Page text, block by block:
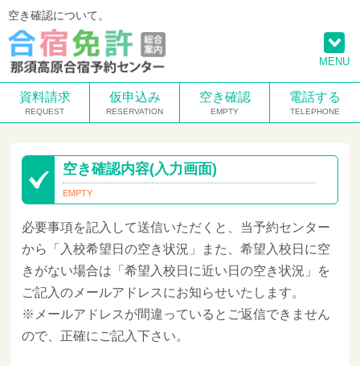
空き確認について。
資料請求 仮申込み 空き確認 電話する
空き確認内容(入力画面)
必要事項を記入して送信いただくと、当予約センター
から「入校希望日の空き状況」また、希望入校日に空
きがない場合は「希望入校日に近い日の空き状況」を
ご記入のメールアドレスにお知らせいたします。
※メールアドレスが間違っているとご返信できません
ので、正確にご記入下さい。
MENU